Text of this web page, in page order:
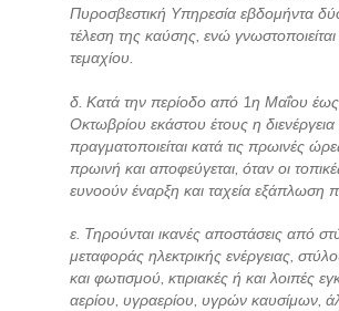
Πυροσβεστική Υπηρεσία εβδομήντα
τέλεση της καύσης, ενώ
τεμαχίου.
δ. Κατά την περίοδο από 1η Μαΐου έως
Οκτωβρίου εκάστου έτους η
πραγματοποιείται κατά τις πρωινές
πρωινή και αποφεύγεται, όταν οι
ευνοούν έναρξη και ταχεία εξάπλωση
ε. Τηρούνται ικανές αποστάσεις από
μεταφοράς ηλεκτρικής ενέργειας,
και φωτισμού, κτιριακές ή και λοιπές
αερίου, υγραερίου, υγρών καυσίμων,